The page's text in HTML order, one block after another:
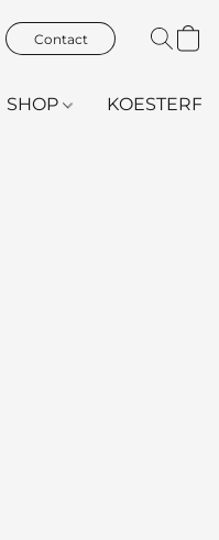
Contact
SHOP